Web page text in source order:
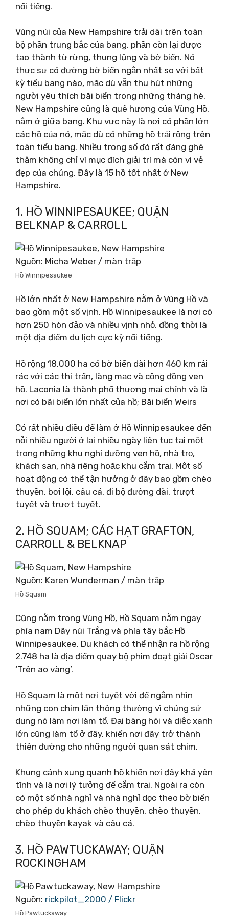
nổi tiếng.
Vùng núi của New Hampshire trải dài trên toàn
bộ phần trung bắc của bang, phần còn lại được
tạo thành từ rừng, thung lũng và bờ biển. Nó
thực sự có đường bờ biển ngắn nhất so với bất
kỳ tiểu bang nào, mặc dù vẫn thu hút những
người yêu thích bãi biển trong những tháng hè.
New Hampshire cũng là quê hương của Vùng Hồ,
nằm ở giữa bang. Khu vực này là nơi có phần lớn
các hồ của nó, mặc dù có những hồ trải rộng trên
toàn tiểu bang. Nhiều trong số đó rất đáng ghé
thăm không chỉ vì mục đích giải trí mà còn vì vẻ
đẹp của chúng. Đây là 15 hồ tốt nhất ở New
Hampshire.
1. HỒ WINNIPESAUKEE; QUẬN
BELKNAP & CARROLL
Nguồn: Micha Weber / màn trập
Hồ Winnipesaukee
Hồ lớn nhất ở New Hampshire nằm ở Vùng Hồ và
bao gồm một số vịnh. Hồ Winnipesaukee là nơi có
hơn 250 hòn đảo và nhiều vịnh nhỏ, đồng thời là
một địa điểm du lịch cực kỳ nổi tiếng.
Hồ rộng 18.000 ha có bờ biển dài hơn 460 km rải
rác với các thị trấn, làng mạc và cộng đồng ven
hồ. Laconia là thành phố thương mại chính và là
nơi có bãi biển lớn nhất của hồ; Bãi biển Weirs
Có rất nhiều điều để làm ở Hồ Winnipesaukee đến
nỗi nhiều người ở lại nhiều ngày liên tục tại một
trong những khu nghỉ dưỡng ven hồ, nhà trọ,
khách sạn, nhà riêng hoặc khu cắm trại. Một số
hoạt động có thể tận hưởng ở đây bao gồm chèo
thuyền, bơi lội, câu cá, đi bộ đường dài, trượt
tuyết và trượt tuyết.
2. HỒ SQUAM; CÁC HẠT GRAFTON,
CARROLL & BELKNAP
Nguồn: Karen Wunderman / màn trập
Hồ Squam
Cũng nằm trong Vùng Hồ, Hồ Squam nằm ngay
phía nam Dãy núi Trắng và phía tây bắc Hồ
Winnipesaukee. Du khách có thể nhận ra hồ rộng
2.748 ha là địa điểm quay bộ phim đoạt giải Oscar
‘Trên ao vàng’.
Hồ Squam là một nơi tuyệt vời để ngắm nhìn
những con chim lặn thông thường vì chúng sử
dụng nó làm nơi làm tổ. Đại bàng hói và diệc xanh
lớn cũng làm tổ ở đây, khiến nơi đây trở thành
thiên đường cho những người quan sát chim.
Khung cảnh xung quanh hồ khiến nơi đây khá yên
tĩnh và là nơi lý tưởng để cắm trại. Ngoài ra còn
có một số nhà nghỉ và nhà nghỉ dọc theo bờ biển
cho phép du khách chèo thuyền, chèo thuyền,
chèo thuyền kayak và câu cá.
3. HỒ PAWTUCKAWAY; QUẬN
ROCKINGHAM
Nguồn: rickpilot_2000 / Flickr
Hồ Pawtuckaway